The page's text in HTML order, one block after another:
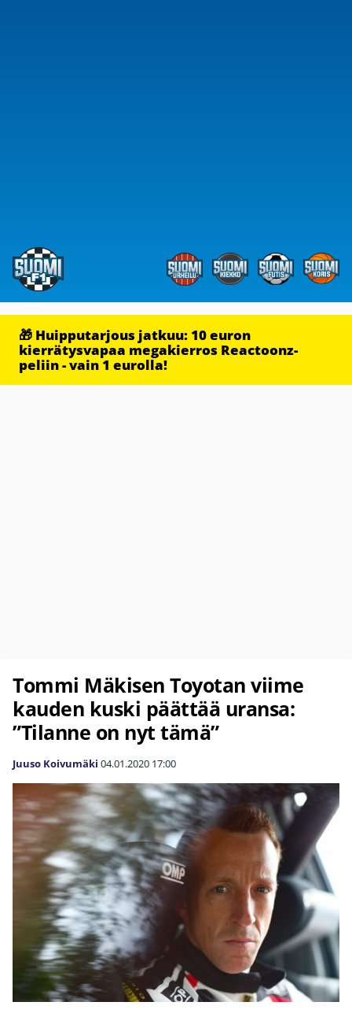
🎁 Huipputarjous jatkuu: 10 euron
kierrätysvapaa megakierros Reactoonz-
peliin - vain 1 eurolla!
Tommi Mäkisen Toyotan viime
kauden kuski päättää uransa:
”Tilanne on nyt tämä”
Juuso Koivumäki 04.01.2020 17:00